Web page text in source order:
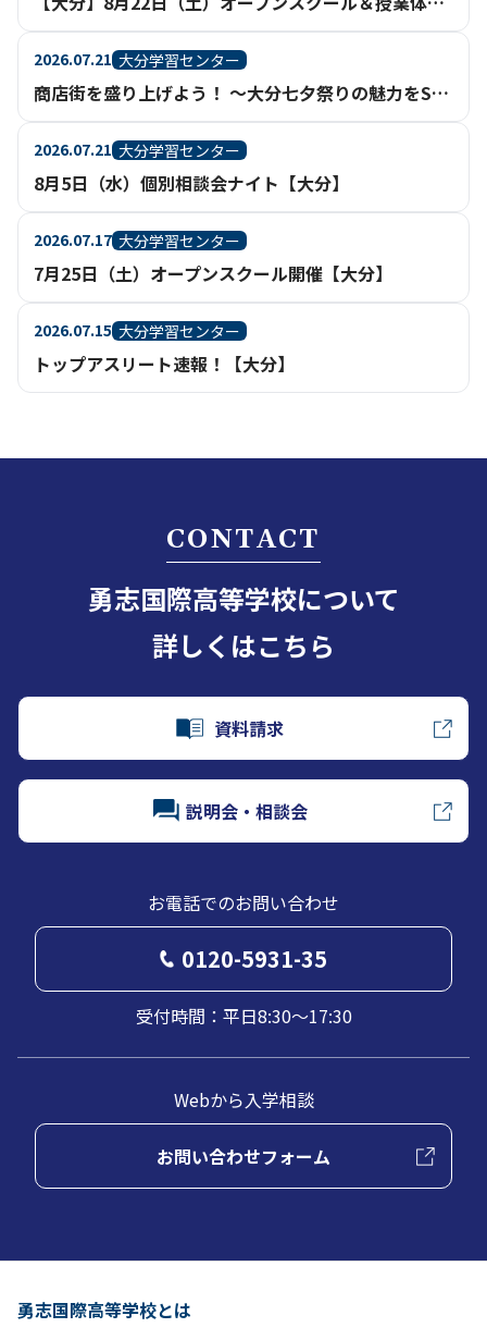
2026.07.21 大分学習センター
商店街を盛り上げよう！ ～大分七夕祭りの魅力をSNSで発信～
2026.07.21 大分学習センター
8月5日（水）個別相談会ナイト【大分】
2026.07.17 大分学習センター
7月25日（土）オープンスクール開催【大分】
2026.07.15 大分学習センター
トップアスリート速報！【大分】
CONTACT
勇志国際高等学校について
詳しくはこちら
資料請求
説明会・相談会
お電話でのお問い合わせ
0120-5931-35
受付時間：平日8:30～17:30
Webから入学相談
お問い合わせフォーム
勇志国際高等学校とは